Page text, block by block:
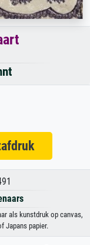
als kunstdruk op canvas,
Japans papier.